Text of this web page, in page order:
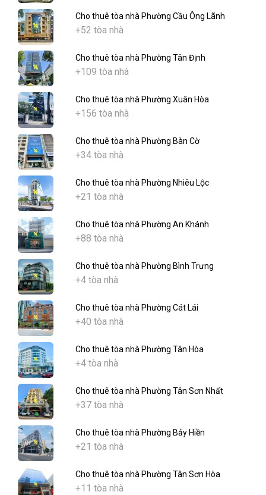
Cho thuê tòa nhà Phường Cầu Ông Lãnh
+52 tòa nhà
Cho thuê tòa nhà Phường Tân Định
+109 tòa nhà
Cho thuê tòa nhà Phường Xuân Hòa
+156 tòa nhà
Cho thuê tòa nhà Phường Bàn Cờ
+34 tòa nhà
Cho thuê tòa nhà Phường Nhiêu Lộc
+21 tòa nhà
Cho thuê tòa nhà Phường An Khánh
+88 tòa nhà
Cho thuê tòa nhà Phường Bình Trưng
+4 tòa nhà
Cho thuê tòa nhà Phường Cát Lái
+40 tòa nhà
Cho thuê tòa nhà Phường Tân Hòa
+4 tòa nhà
Cho thuê tòa nhà Phường Tân Sơn Nhất
+37 tòa nhà
Cho thuê tòa nhà Phường Bảy Hiền
+21 tòa nhà
Cho thuê tòa nhà Phường Tân Sơn Hòa
+11 tòa nhà